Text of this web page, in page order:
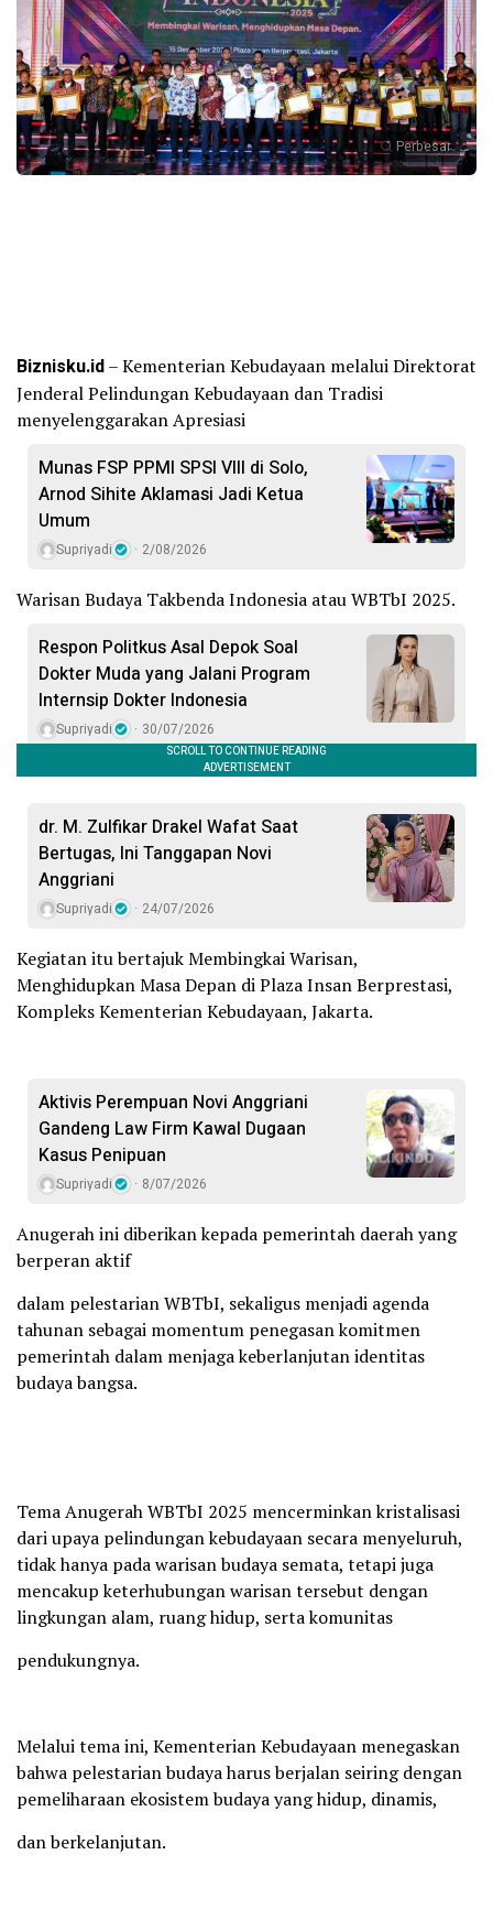
Perbesar
Biznisku.id– Kementerian Kebudayaan melalui Direktorat
Jenderal Pelindungan Kebudayaan dan Tradisi
menyelenggarakan Apresiasi
Munas FSP PPMI SPSI VIII di Solo,
Arnod Sihite Aklamasi Jadi Ketua
Umum
Supriyadi 2/08/2026
Warisan Budaya Takbenda Indonesia atau WBTbI 2025.
Respon Politkus Asal Depok Soal
Dokter Muda yang Jalani Program
Internsip Dokter Indonesia
Supriyadi 30/07/2026
dr. M. Zulfikar Drakel Wafat Saat
Bertugas, Ini Tanggapan Novi
Anggriani
Supriyadi 24/07/2026
Kegiatan itu bertajuk Membingkai Warisan,
Menghidupkan Masa Depan di Plaza Insan Berprestasi,
Kompleks Kementerian Kebudayaan, Jakarta.
Aktivis Perempuan Novi Anggriani
Gandeng Law Firm Kawal Dugaan
Kasus Penipuan
Supriyadi 8/07/2026
Anugerah ini diberikan kepada pemerintah daerah yang
berperan aktif
dalam pelestarian WBTbI, sekaligus menjadi agenda
tahunan sebagai momentum penegasan komitmen
pemerintah dalam menjaga keberlanjutan identitas
budaya bangsa.
Tema Anugerah WBTbI 2025 mencerminkan kristalisasi
dari upaya pelindungan kebudayaan secara menyeluruh,
tidak hanya pada warisan budaya semata, tetapi juga
mencakup keterhubungan warisan tersebut dengan
lingkungan alam, ruang hidup, serta komunitas
pendukungnya.
Melalui tema ini, Kementerian Kebudayaan menegaskan
bahwa pelestarian budaya harus berjalan seiring dengan
pemeliharaan ekosistem budaya yang hidup, dinamis,
dan berkelanjutan.